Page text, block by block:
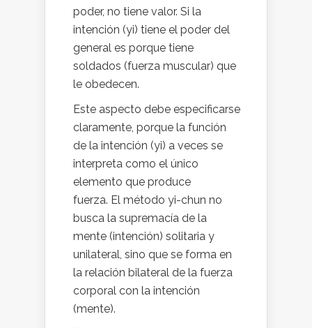
poder, no tiene valor. Si la
intención (yi) tiene el poder del
general es porque tiene
soldados (fuerza muscular) que
le obedecen.
Este aspecto debe especificarse
claramente, porque la función
de la intención (yi) a veces se
interpreta como el único
elemento que produce
fuerza. El método yi-chun no
busca la supremacía de la
mente (intención) solitaria y
unilateral, sino que se forma en
la relación bilateral de la fuerza
corporal con la intención
(mente).